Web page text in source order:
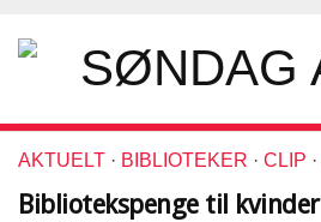
AKTUELT · BIBLIOTEKER · CLIP ·
Bibliotekspenge til kvinder